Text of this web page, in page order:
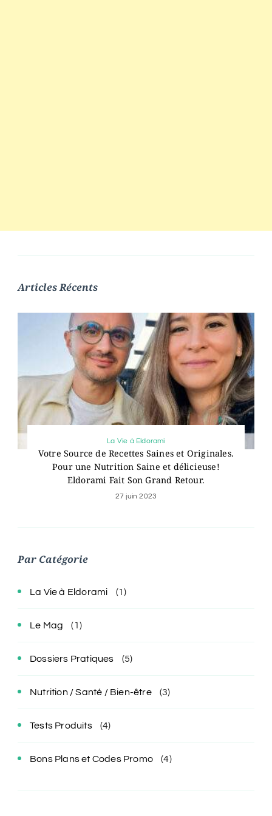
Articles Récents
La Vie à Eldorami
Votre Source de Recettes Saines et Originales.
Pour une Nutrition Saine et délicieuse!
Eldorami Fait Son Grand Retour.
27 juin 2023
Par Catégorie
La Vie à Eldorami (1)
Le Mag (1)
Dossiers Pratiques (5)
Nutrition / Santé / Bien-être (3)
Tests Produits (4)
Bons Plans et Codes Promo (4)